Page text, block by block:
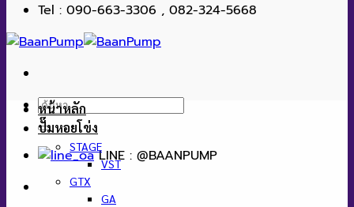
เนื้อหา
Tel : 090-663-3306 , 082-324-5668
ค้นหา:
LINE : @BAANPUMP
หน้าหลัก
ปั๊มหอยโข่ง
STAGE
VST
GTX
GA